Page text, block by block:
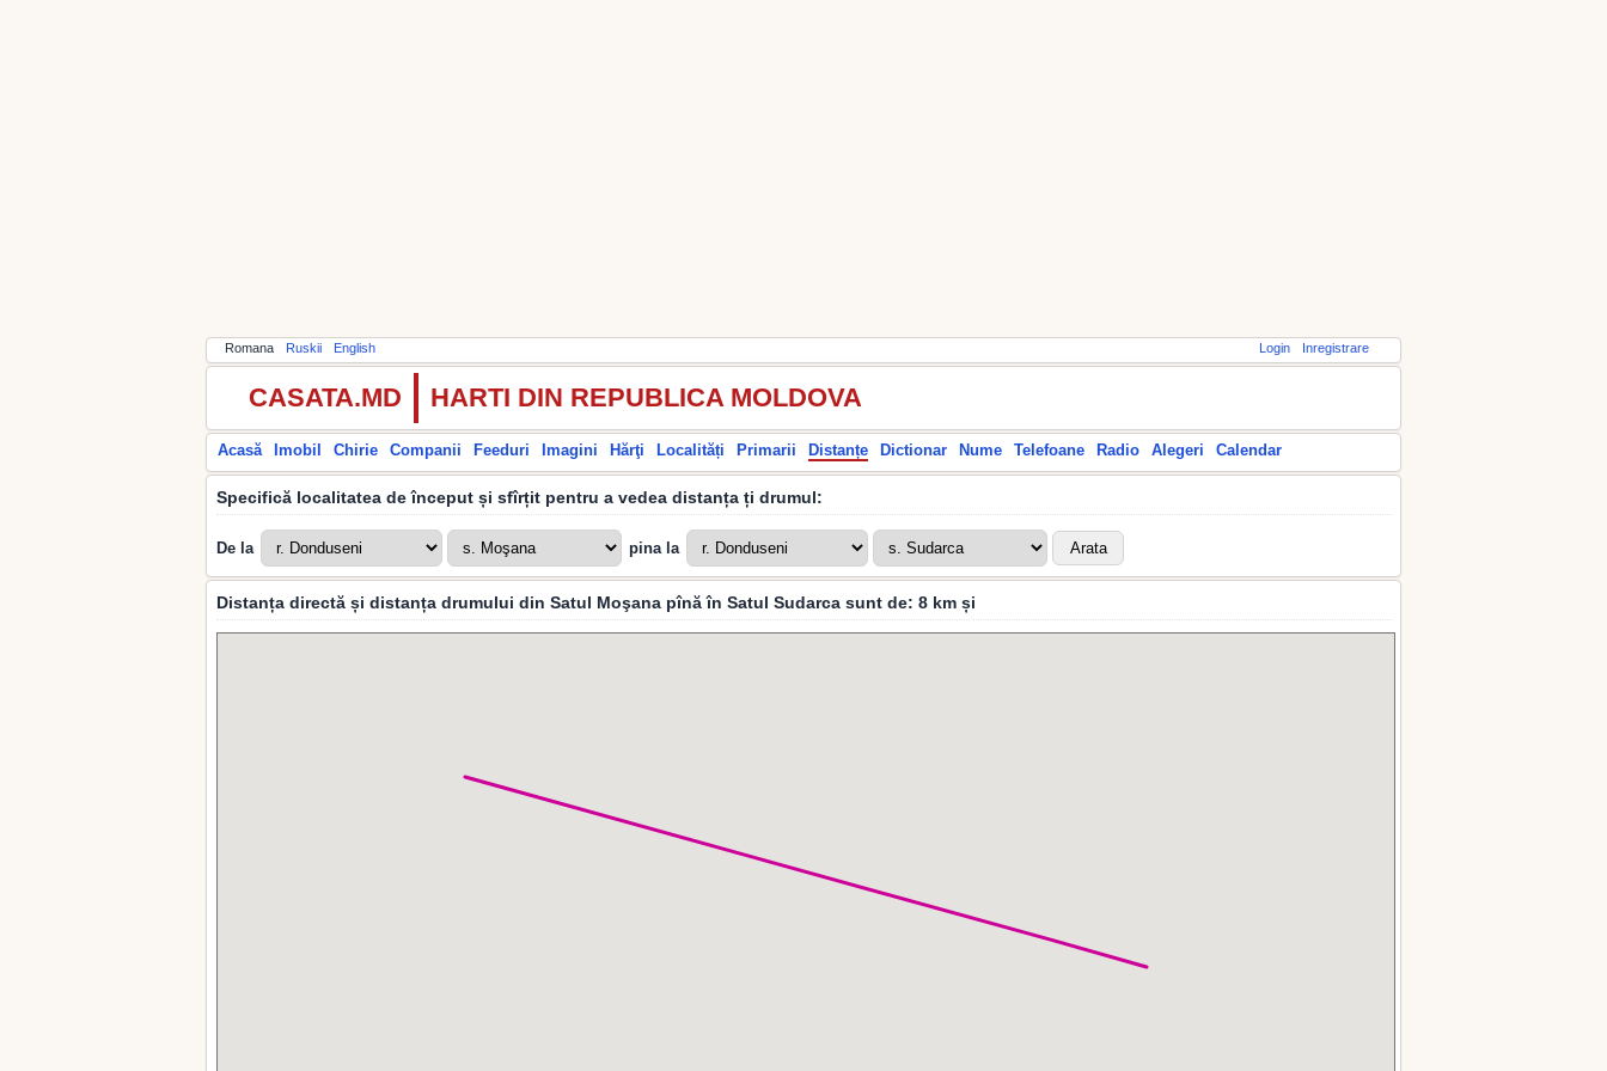
Romana Ruskii English Login Inregistrare
CASATA.MD HARTI DIN REPUBLICA MOLDOVA
Acasă Imobil Chirie Companii Feeduri Imagini Hărţi Localități Primarii Distanțe Dictionar Nume Telefoane Radio Alegeri Calendar
Specifică localitatea de început și sfîrțit pentru a vedea distanța ți drumul:
De la pina la
Distanța directă și distanța drumului din Satul Moşana pînă în Satul Sudarca sunt de: 8 km și